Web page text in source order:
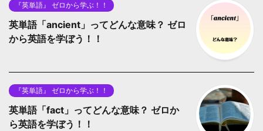
『英単語』 ゼロから学ぶ！！
英単語「ancient」ってどんな意味？ ゼロ
から英語を学ぼう！！
『英単語』 ゼロから学ぶ！！
英単語「fact」ってどんな意味？ ゼロか
ら英語を学ぼう！！